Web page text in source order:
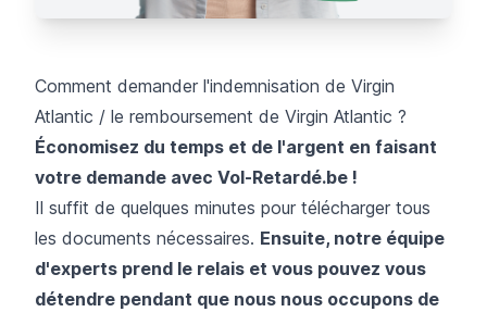
Comment demander l'indemnisation de Virgin
Atlantic / le remboursement de Virgin Atlantic ?
Économisez du temps et de l'argent en faisant
votre demande avec Vol-Retardé.be !
Il suffit de quelques minutes pour télécharger tous
les documents nécessaires. Ensuite, notre équipe
d'experts prend le relais et vous pouvez vous
détendre pendant que nous nous occupons de